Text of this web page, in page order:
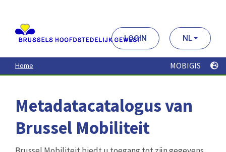
contenu
principal
LOGIN NL
Home MOBIGIS
Metadatacatalogus van
Brussel Mobiliteit